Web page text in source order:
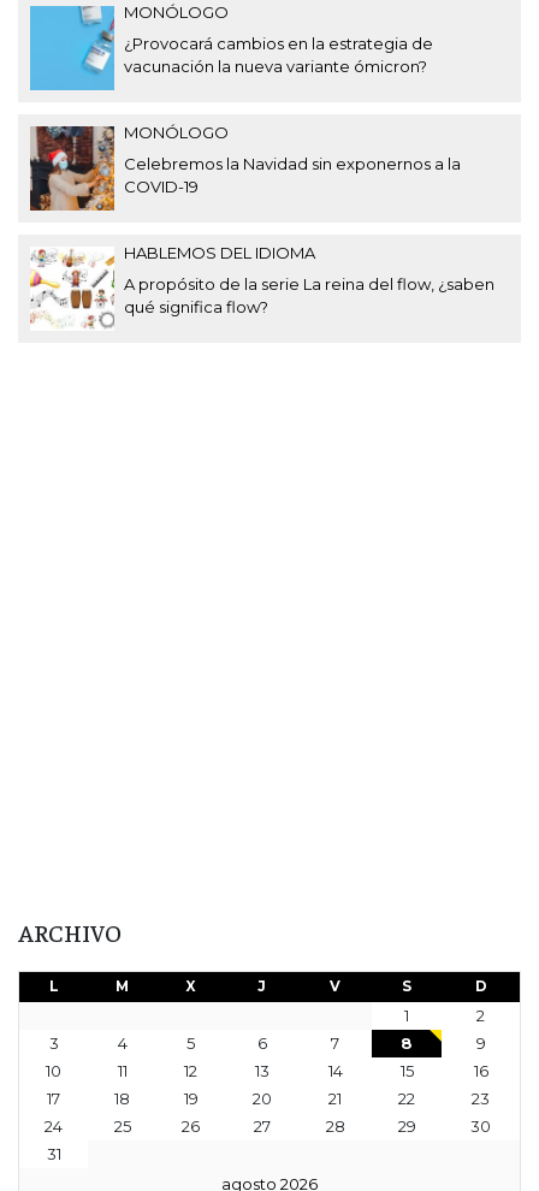
MONÓLOGO
¿Provocará cambios en la estrategia de
vacunación la nueva variante ómicron?
MONÓLOGO
Celebremos la Navidad sin exponernos a la
COVID-19
HABLEMOS DEL IDIOMA
A propósito de la serie La reina del flow, ¿saben
qué significa flow?
ARCHIVO
agosto 2026
L M X J V S D
1
2
3
4 5 6 7 8
9
10
11 12 13 14 15
16
17
18 19 20 21 22
23
24
25 26 27 28 29
30
31